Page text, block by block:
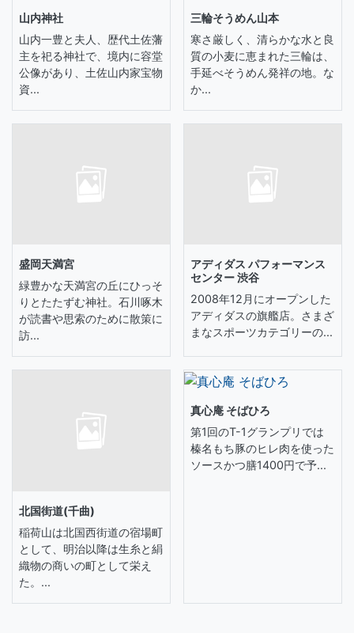
山内神社
山内一豊と夫人、歴代土佐藩
主を祀る神社で、境内に容堂
公像があり、土佐山内家宝物
資...
三輪そうめん山本
寒さ厳しく、清らかな水と良
質の小麦に恵まれた三輪は、
手延べそうめん発祥の地。な
か...
盛岡天満宮
緑豊かな天満宮の丘にひっそ
りとたたずむ神社。石川啄木
が読書や思索のために散策に
訪...
アディダス パフォーマンス
センター 渋谷
2008年12月にオープンした
アディダスの旗艦店。さまざ
まなスポーツカテゴリーの...
北国街道(千曲)
稲荷山は北国西街道の宿場町
として、明治以降は生糸と絹
織物の商いの町として栄え
た。...
真心庵 そばひろ
第1回のT-1グランプリでは
榛名もち豚のヒレ肉を使った
ソースかつ膳1400円で予...